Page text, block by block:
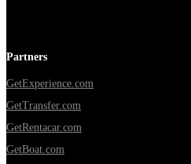
Partners
GetExperience.com
GetTransfer.com
GetRentacar.com
GetBoat.com